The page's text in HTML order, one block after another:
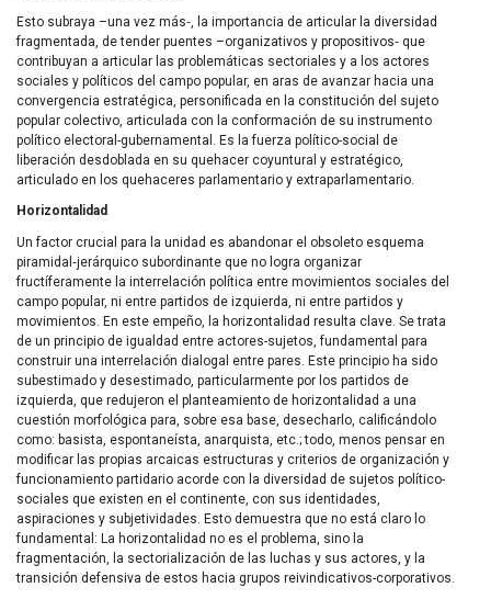
Esto subraya –una vez más‑, la importancia de articular la diversidad
fragmentada, de tender puentes –organizativos y propositivos‑ que
contribuyan a articular las problemáticas sectoriales y a los actores
sociales y políticos del campo popular, en aras de avanzar hacia una
convergencia estratégica, personificada en la constitución del sujeto
popular colectivo, articulada con la conformación de su instrumento
político electoral-gubernamental. Es la fuerza político-social de
liberación desdoblada en su quehacer coyuntural y estratégico,
articulado en los quehaceres parlamentario y extraparlamentario.
Horizontalidad
Un factor crucial para la unidad es abandonar el obsoleto esquema
piramidal‑jerárquico subordinante que no logra organizar
fructíferamente la interrelación política entre movimientos sociales del
campo popular, ni entre partidos de izquierda, ni entre partidos y
movimientos. En este empeño, la horizontalidad resulta clave. Se trata
de un principio de igualdad entre actores-sujetos, fundamental para
construir una interrelación dialogal entre pares. Este principio ha sido
subestimado y desestimado, particularmente por los partidos de
izquierda, que redujeron el planteamiento de horizontalidad a una
cuestión morfológica para, sobre esa base, desecharlo, calificándolo
como: basista, espontaneísta, anarquista, etc.; todo, menos pensar en
modificar las propias arcaicas estructuras y criterios de organización y
funcionamiento partidario acorde con la diversidad de sujetos político-
sociales que existen en el continente, con sus identidades,
aspiraciones y subjetividades. Esto demuestra que no está claro lo
fundamental: La horizontalidad no es el problema, sino la
fragmentación, la sectorialización de las luchas y sus actores, y la
transición defensiva de estos hacia grupos reivindicativos-corporativos.